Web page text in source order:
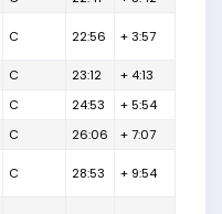
C 22:56 + 3:57
C 23:12
+ 4:13
C 24:53
+ 5:54
C 26:06 + 7:07
C 28:53 + 9:54